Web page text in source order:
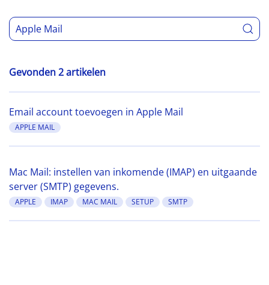
Gevonden 2 artikelen
Email account toevoegen in Apple Mail
APPLE MAIL
Mac Mail: instellen van inkomende (IMAP) en uitgaande
server (SMTP) gegevens.
APPLE IMAP MAC MAIL SETUP SMTP